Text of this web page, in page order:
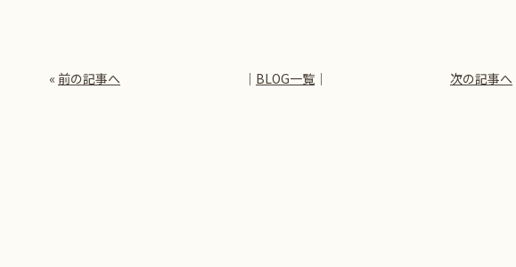
« 前の記事へ │ BLOG一覧 │ 次の記事へ